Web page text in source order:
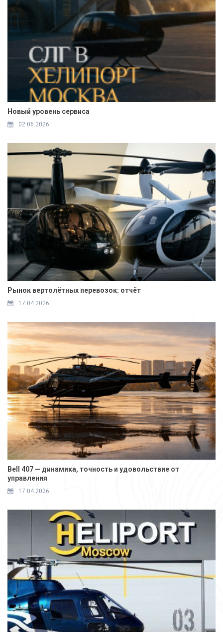
Новый уровень сервиса
02.06.2026
Рынок вертолётных перевозок: отчёт
17.04.2026
Bell 407 — динамика, точность и удовольствие от
управления
17.04.2026